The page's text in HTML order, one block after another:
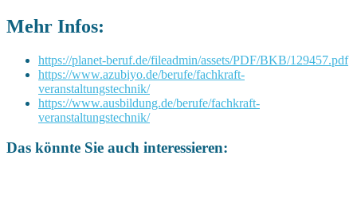
Mehr Infos:
https://planet-beruf.de/fileadmin/assets/PDF/BKB/129457.pdf
https://www.azubiyo.de/berufe/fachkraft-
veranstaltungstechnik/
https://www.ausbildung.de/berufe/fachkraft-
veranstaltungstechnik/
Das könnte Sie auch interessieren: